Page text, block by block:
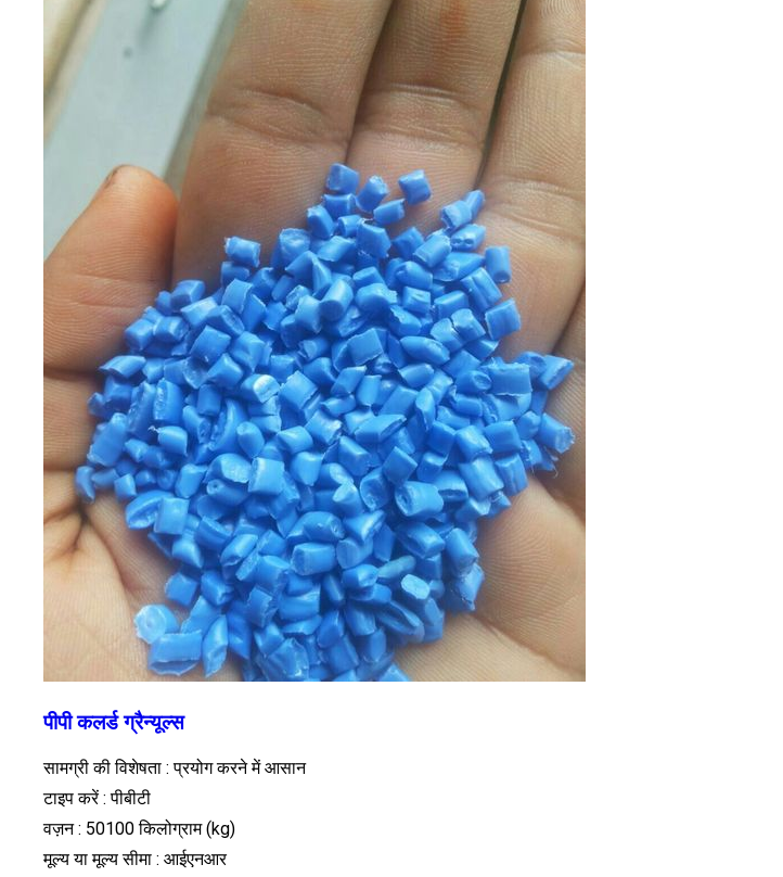
पीपी कलर्ड ग्रैन्यूल्स
सामग्री की विशेषता : प्रयोग करने में आसान
टाइप करें : पीबीटी
वज़न : 50100 किलोग्राम (kg)
मूल्य या मूल्य सीमा : आईएनआर